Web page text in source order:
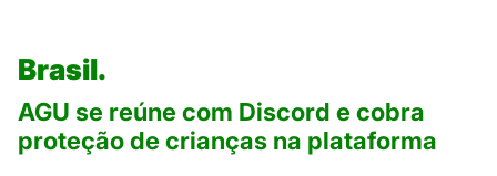
Brasil.
AGU se reúne com Discord e cobra
proteção de crianças na plataforma